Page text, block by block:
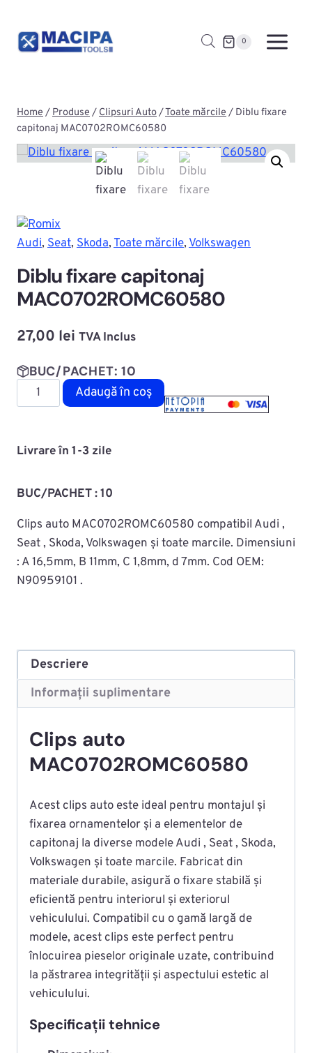
content
0
Home/Produse/Clipsuri Auto/Toate mărcile/ Diblu fixare
capitonaj MAC0702ROMC60580
Audi, Seat, Skoda, Toate mărcile, Volkswagen
Diblu fixare capitonaj
MAC0702ROMC60580
27,00 lei TVA Inclus
BUC/PACHET: 10
Cantitate
Diblu
capitonaj
Adaugă în coș
Livrare în 1-3 zile
BUC/PACHET : 10
Clips auto MAC0702ROMC60580 compatibil Audi ,
Seat , Skoda, Volkswagen și toate marcile. Dimensiuni
: A 16,5mm, B 11mm, C 1,8mm, d 7mm. Cod OEM:
N90959101 .
Descriere
Informații suplimentare
Clips auto
MAC0702ROMC60580
Acest clips auto este ideal pentru montajul și
fixarea ornamentelor și a elementelor de
capitonaj la diverse modele Audi , Seat , Skoda,
Volkswagen și toate marcile. Fabricat din
materiale durabile, asigură o fixare stabilă și
eficientă pentru interiorul și exteriorul
vehiculului. Compatibil cu o gamă largă de
modele, acest clips este perfect pentru
înlocuirea pieselor originale uzate, contribuind
la păstrarea integrității și aspectului estetic al
vehiculului.
Specificații tehnice